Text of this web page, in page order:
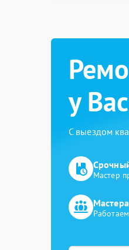
у
С выездом
Мастер